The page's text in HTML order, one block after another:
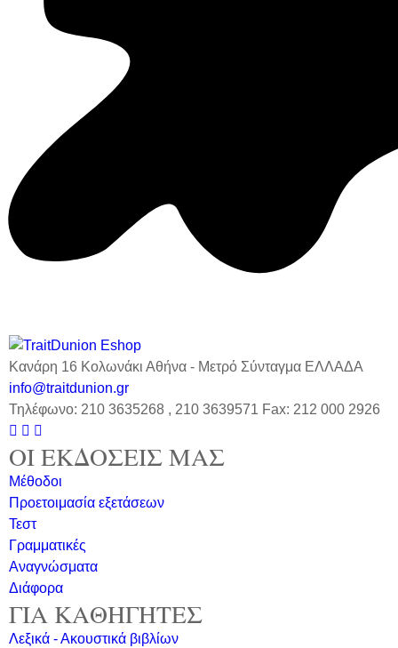
Κανάρη 16 Κολωνάκι Αθήνα - Μετρό Σύνταγμα ΕΛΛΑΔΑ
info@traitdunion.gr
Τηλέφωνο: 210 3635268 , 210 3639571 Fax: 212 000 2926
  
ΟΙ ΕΚΔΟΣΕΙΣ ΜΑΣ
Μέθοδοι
Προετοιμασία εξετάσεων
Τεστ
Γραμματικές
Αναγνώσματα
Διάφορα
ΓΙΑ ΚΑΘΗΓΗΤΕΣ
Λεξικά - Ακουστικά βιβλίων